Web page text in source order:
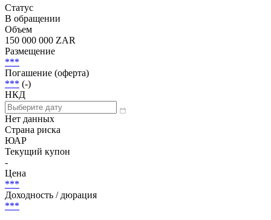
Статус
В обращении
Объем
150 000 000 ZAR
Размещение
***
Погашение (оферта)
*** (-)
НКД
Нет данных
Страна риска
ЮАР
Текущий купон
-
Цена
***
Доходность / дюрация
***